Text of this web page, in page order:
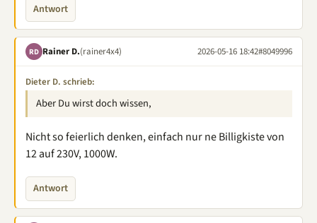
Antwort
RD Rainer D.(rainer4x4) 2026-05-16 18:42#8049996
Dieter D. schrieb:
Aber Du wirst doch wissen,
Nicht so feierlich denken, einfach nur ne Billigkiste von
12 auf 230V, 1000W.
Antwort